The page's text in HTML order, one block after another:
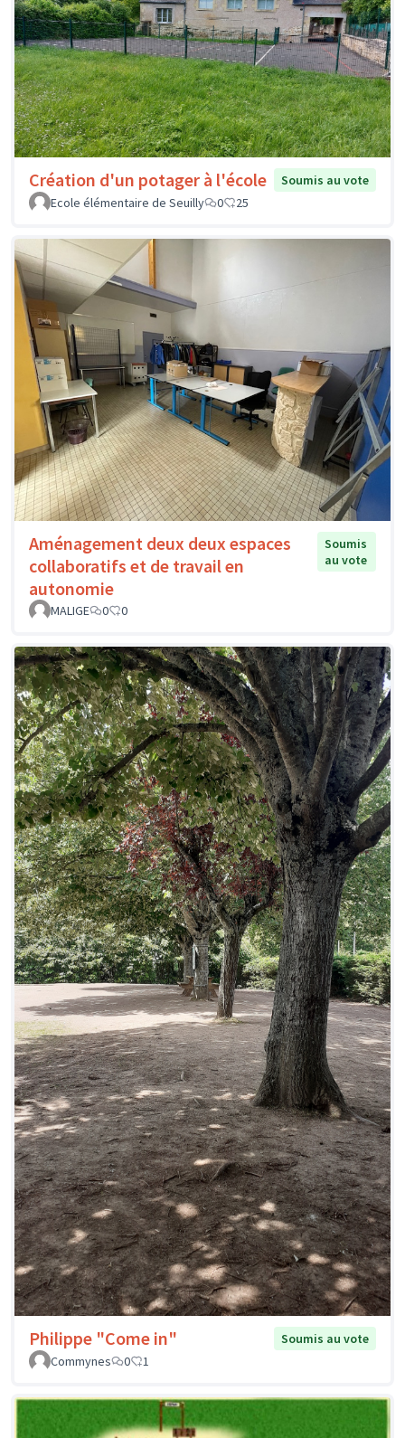
Création d'un potager à l'école
Soumis au vote
Ecole élémentaire de Seuilly
0 25
Aménagement deux deux espaces
collaboratifs et de travail en
autonomie
Soumis
au vote
MALIGE 0 0
Philippe "Come in"
Soumis au vote
Commynes
0 1